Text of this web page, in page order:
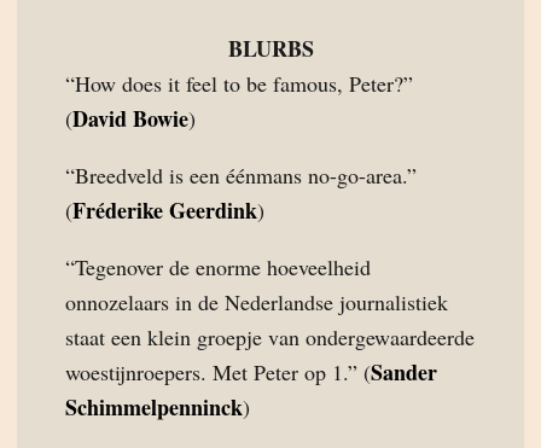
BLURBS
“How does it feel to be famous, Peter?”
(David Bowie)
“Breedveld is een éénmans no-go-area.”
(Fréderike Geerdink)
“Tegenover de enorme hoeveelheid
onnozelaars in de Nederlandse journalistiek
staat een klein groepje van ondergewaardeerde
woestijnroepers. Met Peter op 1.” (Sander
Schimmelpenninck)